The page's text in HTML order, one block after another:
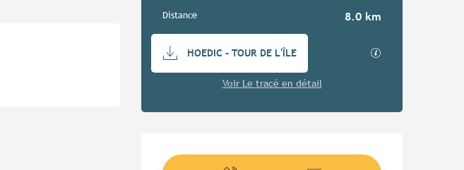
Distance 8.0 km
Documentation
HOEDIC - TOUR DE L'ÎLE
Voir Le tracé en détail
Ouverture et coordonnées